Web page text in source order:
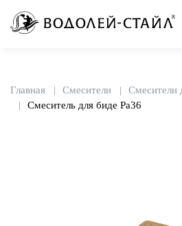
Главная Смесители
Смесители
Смеситель для биде Pa36